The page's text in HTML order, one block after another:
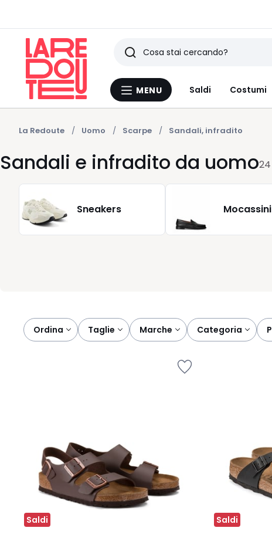
Menu
MENU Saldi Costumi
Ricerca
Ultimi
articoli
visti
La Redoute Uomo Scarpe Sandali, infradito
Sandali e infradito da uomo24
Sneakers Mocassini
Ordina
taglie marche categoria
Saldi Saldi